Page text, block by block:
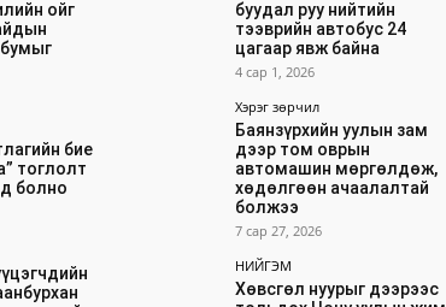
ойг
бие
тоглолт
болно
буудал руу нийтийн
тээврийн автобус 24
цагаар явж байна
4 сар 1, 2026
Хэрэг зөрчил
Баянзүрхийн уулын зам
дээр том оврын
автомашин мөргөлдөж,
хөдөлгөөн ачаалалтай
болжээ
7 сар 27, 2026
НИЙГЭМ
Хөвсгөл нуурыг дээрээс